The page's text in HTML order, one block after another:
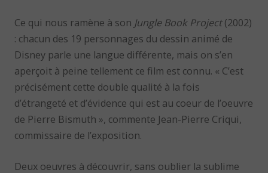
Ce qui nous ramène à son Jungle Book Project(2002)
: chacun des 19 personnages du dessin animé de
Disney parle une langue différente, mais on s’en
aperçoit à peine tellement ce film est connu. « C’est
précisément cette double qualité à la fois
d’étrangeté et d’évidence qui est au coeur de l’oeuvre
de Pierre Bismuth », commente Jean-Pierre Criqui,
commissaire de l’exposition.
Deux oeuvres à découvrir, sans oublier la sublime